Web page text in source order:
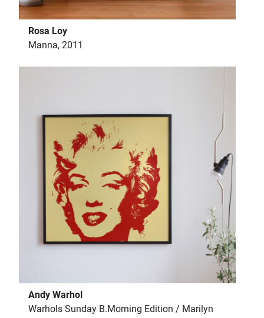
Rosa Loy
Manna, 2011
Andy Warhol
Warhols Sunday B.Morning Edition / Marilyn